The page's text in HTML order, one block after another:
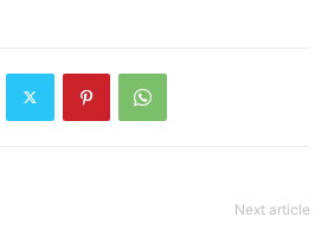
Next article